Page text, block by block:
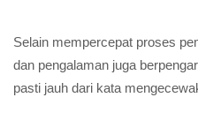
Selain mempercepat proses
dan pengalaman juga
pasti jauh dari kata